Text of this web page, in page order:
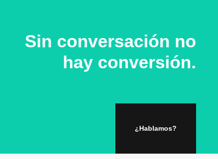
Sin conversación no
hay conversión.
¿Hablamos?